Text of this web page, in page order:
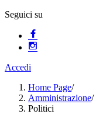
Seguici su
Accedi
Home Page/
Amministrazione/
Politici